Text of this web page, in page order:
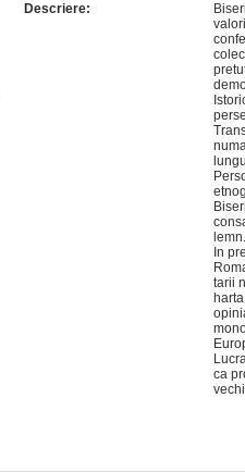
Descriere:
lemn.
In
tarii
ca